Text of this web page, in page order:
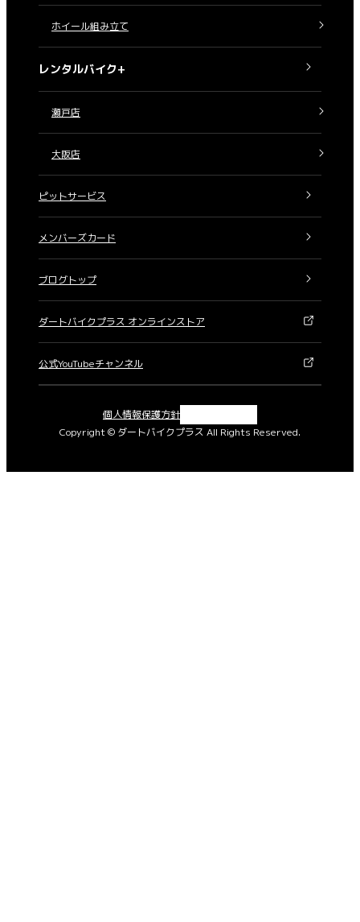
ホイール組み立て
レンタルバイク+
瀬戸店
大阪店
ピットサービス
メンバーズカード
ブログトップ
ダートバイクプラス オンラインストア
公式YouTubeチャンネル
Copyright © ダートバイクプラス All Rights Reserved.
個人情報保護方針X